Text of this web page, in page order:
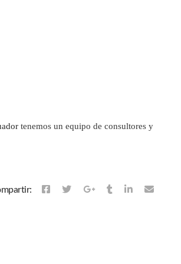
tenemos un equipo de consultores y